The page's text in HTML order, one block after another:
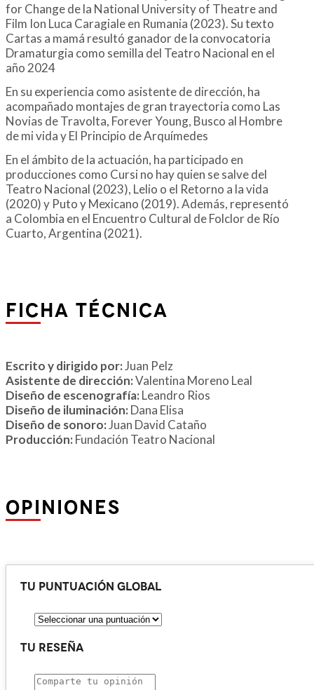
for Change de la National University of Theatre and
Film Ion Luca Caragiale en Rumania (2023). Su texto
Cartas a mamá resultó ganador de la convocatoria
Dramaturgia como semilla del Teatro Nacional en el
año 2024
En su experiencia como asistente de dirección, ha
acompañado montajes de gran trayectoria como Las
Novias de Travolta, Forever Young, Busco al Hombre
de mi vida y El Principio de Arquímedes
En el ámbito de la actuación, ha participado en
producciones como Cursi no hay quien se salve del
Teatro Nacional (2023), Lelio o el Retorno a la vida
(2020) y Puto y Mexicano (2019). Además, representó
a Colombia en el Encuentro Cultural de Folclor de Río
Cuarto, Argentina (2021).
FICHA TÉCNICA
Escrito y dirigido por:Juan Pelz
Asistente de dirección:Valentina Moreno Leal
Diseño de escenografía: Leandro Rios
Diseño de iluminación: Dana Elisa
Diseño de sonoro:Juan David Cataño
Producción: Fundación Teatro Nacional
OPINIONES
Tu puntuación global
Tu reseña